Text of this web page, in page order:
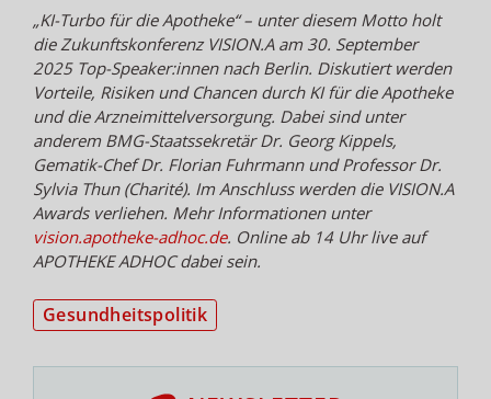
„KI-Turbo für die Apotheke“ – unter diesem Motto holt
die Zukunftskonferenz VISION.A am 30. September
2025 Top-Speaker:innen nach Berlin. Diskutiert werden
Vorteile, Risiken und Chancen durch KI für die Apotheke
und die Arzneimittelversorgung. Dabei sind unter
anderem BMG-Staatssekretär Dr. Georg Kippels,
Gematik-Chef Dr. Florian Fuhrmann und Professor Dr.
Sylvia Thun (Charité). Im Anschluss werden die VISION.A
Awards verliehen. Mehr Informationen unter
vision.apotheke-adhoc.de. Online ab 14 Uhr live auf
APOTHEKE ADHOC dabei sein.
Gesundheitspolitik